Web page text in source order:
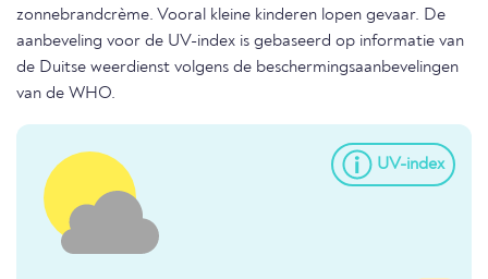
zonnebrandcrème. Vooral kleine kinderen lopen gevaar. De
aanbeveling voor de UV-index is gebaseerd op informatie van
de Duitse weerdienst volgens de beschermingsaanbevelingen
van de WHO.
UV-index